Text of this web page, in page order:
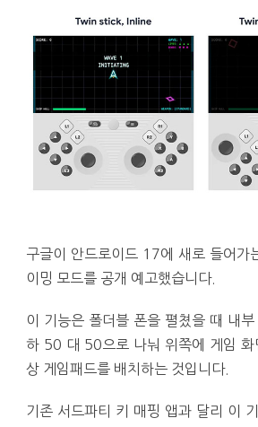
구글이 안드로이드 17에 새로 들어가
이밍 모드를 공개 예고했습니다.
이 기능은 폴더블 폰을 펼쳤을 때 내
하 50 대 50으로 나눠 위쪽에 게임 화
상 게임패드를 배치하는 것입니다.
기존 서드파티 키 매핑 앱과 달리 이